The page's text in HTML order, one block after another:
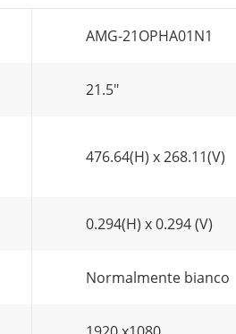
AMG-21OPHA01N1
21.5"
476.64(H) x 268.11(V)
0.294(H) x 0.294 (V)
Normalmente bianco